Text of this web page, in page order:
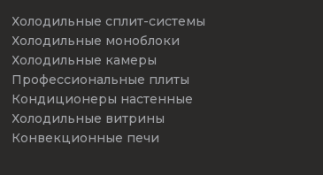
Холодильные сплит-системы
Холодильные моноблоки
Холодильные камеры
Профессиональные плиты
Кондиционеры настенные
Холодильные витрины
Конвекционные печи